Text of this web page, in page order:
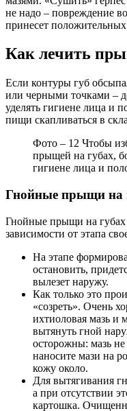
не надо – повреждение
принесет положительных
Как лечить
Если контуры губ
или черными точками –
уделять гигиене лица и
пищи скапливаться в
Фото – 12 Чтобы
прыщей на губах,
гигиене лица и
Гнойные прыщи на
Гнойные прыщи на губах
зависимости от этапа
На этапе
остановить,
вылезет наружу.
Как только это
«созреть». Очень
ихтиоловая мазь и
вытянуть гной
осторожны: мазь
наносите мази на
кожу около.
Для вытягивания
а при отсутствии
картошка.